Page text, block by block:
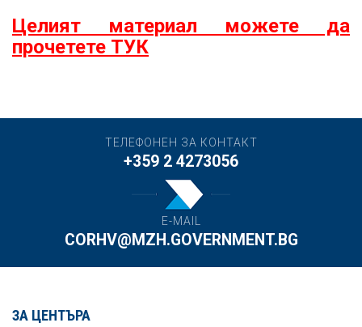
Целият материал можете да
прочетете ТУК
ТЕЛЕФОНЕН ЗА КОНТАКТ
+359 2 4273056
E-MAIL
CORHV@MZH.GOVERNMENT.BG
ЗА ЦЕНТЪРА